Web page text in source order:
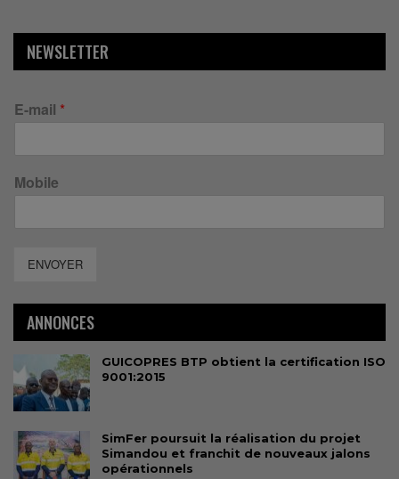
NEWSLETTER
E-mail *
Mobile
ENVOYER
ANNONCES
GUICOPRES BTP obtient la certification ISO
9001:2015
SimFer poursuit la réalisation du projet
Simandou et franchit de nouveaux jalons
opérationnels